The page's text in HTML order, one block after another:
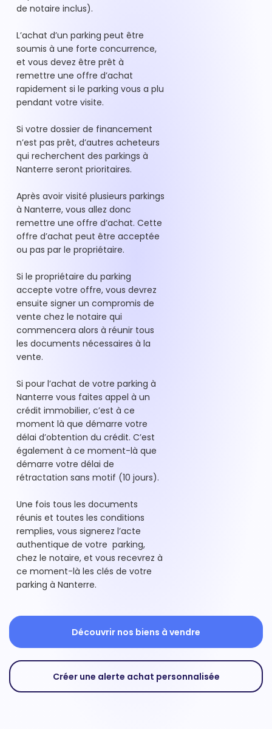
de notaire inclus).
L’achat d’un parking peut être
soumis à une forte concurrence,
et vous devez être prêt à
remettre une offre d’achat
rapidement si le parking vous a plu
pendant votre visite.
Si votre dossier de financement
n’est pas prêt, d’autres acheteurs
qui recherchent des parkings à
Nanterre seront prioritaires.
Après avoir visité plusieurs parkings
à Nanterre, vous allez donc
remettre une offre d’achat. Cette
offre d’achat peut être acceptée
ou pas par le propriétaire.
Si le propriétaire du parking
accepte votre offre, vous devrez
ensuite signer un compromis de
vente chez le notaire qui
commencera alors à réunir tous
les documents nécessaires à la
vente.
Si pour l’achat de votre parking à
Nanterre vous faites appel à un
crédit immobilier, c’est à ce
moment là que démarre votre
délai d’obtention du crédit. C’est
également à ce moment-là que
démarre votre délai de
rétractation sans motif (10 jours).
Une fois tous les documents
réunis et toutes les conditions
remplies, vous signerez l’acte
authentique de votre parking,
chez le notaire, et vous recevrez à
ce moment-là les clés de votre
parking à Nanterre.
Découvrir nos biens à vendre
Créer une alerte achat personnalisée